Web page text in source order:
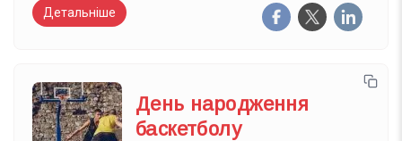
Детальніше
День народження
баскетболу